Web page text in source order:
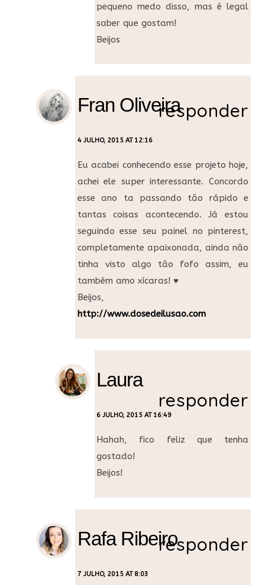
pequeno medo disso, mas é legal
saber que gostam!
Beijos
Fran Oliveira
4 JULHO, 2015 AT 12:16
responder
Eu acabei conhecendo esse projeto hoje,
achei ele super interessante. Concordo
esse ano ta passando tão rápido e
tantas coisas acontecendo. Já estou
seguindo esse seu painel no pinterest,
completamente apaixonada, ainda não
tinha visto algo tão fofo assim, eu
também amo xícaras! ♥
Beijos,
http://www.dosedeilusao.com
Laura
6 JULHO, 2015 AT 16:49
responder
Hahah, fico feliz que tenha
gostado!
Beijos!
Rafa Ribeiro
7 JULHO, 2015 AT 8:03
responder